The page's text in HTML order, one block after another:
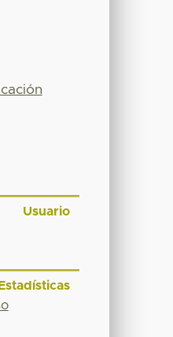
Usuario
Estadísticas